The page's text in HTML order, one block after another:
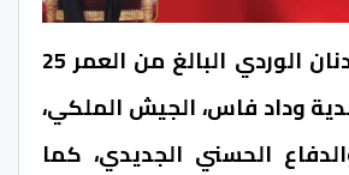
وسبق للاعب عدنان الوردي البالغ من العمر 25
وداد فاس، الجيش الملكي،
الحسني الجديدي، كما